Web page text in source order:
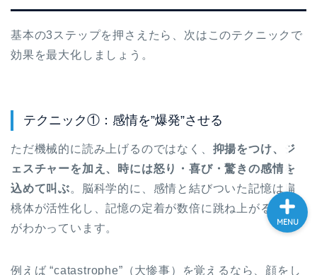
基本の3ステップを押さえたら、次はこのテクニックで
効果を最大化しましょう。
テクニック①：感情を”爆発”させる
ただ機械的に読み上げるのではなく、 抑揚をつけ、ジ
ェスチャーを加え、時には怒り・喜び・驚きの感情を
込めて叫ぶ。脳科学的に、感情と結びついた記憶は扁
桃体が活性化し、記憶の定着が数倍に跳ね上がること
がわかっています。
例えば “catastrophe”（大惨事）を覚えるなら、顔をし
MENU
い英語＆素敵な英文フレー
CONTACT